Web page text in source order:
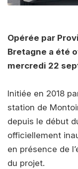
Opérée par
Bretagne a été
mercredi 22
Initiée en 2018
station de
depuis le début
officiellement
en présence de
du projet.